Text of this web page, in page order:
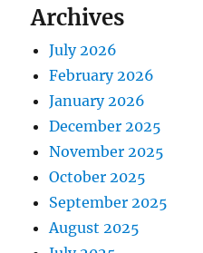
Archives
July 2026
February 2026
January 2026
December 2025
November 2025
October 2025
September 2025
August 2025